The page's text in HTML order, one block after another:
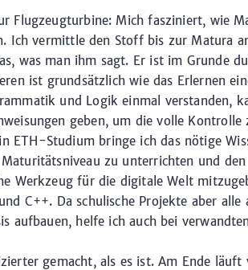
Flugzeugturbine: Mich fasziniert, wie
Ich vermittle den Stoff bis zur Matura
was man ihm sagt. Er ist im Grunde
ist grundsätzlich wie das Erlernen
und Logik einmal verstanden,
geben, um die volle Kontrolle
ETH-Studium bringe ich das nötige
zu unterrichten und den
Werkzeug für die digitale Welt
C++. Da schulische Projekte aber alle
aufbauen, helfe ich auch bei
gemacht, als es ist. Am Ende läuft